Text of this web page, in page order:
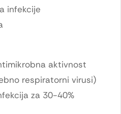
infekcije
aktivnost
respiratorni virusi)
za 30-40%